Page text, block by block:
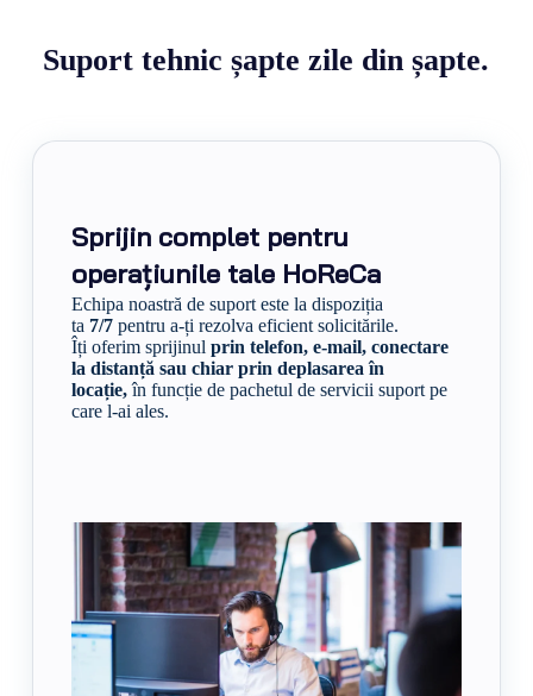
Suport tehnic șapte zile din șapte.
Sprijin complet pentru
operațiunile tale HoReCa
Echipa noastră de suport este la dispoziția
ta 7/7pentru a-ți rezolva eficient solicitările.
Îți oferim sprijinul prin telefon, e-mail, conectare
la distanță sau chiar prin deplasarea în
locație,în funcție de pachetul de servicii suport pe
care l-ai ales.